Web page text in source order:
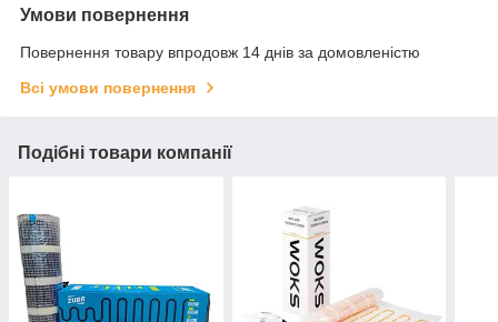
Умови повернення
Повернення товару впродовж 14 днів за домовленістю
Всі умови повернення
Подібні товари компанії